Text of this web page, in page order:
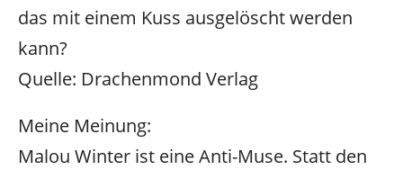
das mit einem Kuss ausgelöscht werden
kann?
Quelle: Drachenmond Verlag
Meine Meinung:
Malou Winter ist eine Anti-Muse. Statt den